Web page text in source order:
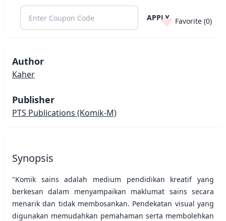
APPLY Favorite (0)
Author
Kaher
Publisher
PTS Publications (Komik-M)
Synopsis
"Komik sains adalah medium pendidikan kreatif yang
berkesan dalam menyampaikan maklumat sains secara
menarik dan tidak membosankan. Pendekatan visual yang
digunakan memudahkan pemahaman serta membolehkan